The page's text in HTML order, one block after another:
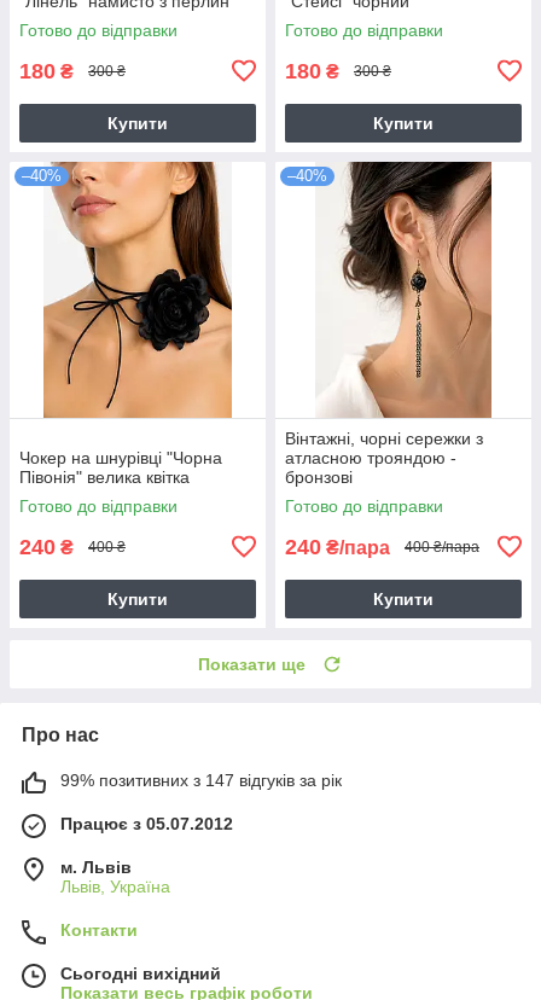
Готово до відправки
180 ₴ 300 ₴
Купити
Готово до відправки
180 ₴ 300 ₴
Купити
–40%
Чокер на шнурівці "Чорна
Півонія" велика квітка
Готово до відправки
240 ₴ 400 ₴
Купити
–40%
Вінтажні, чорні сережки з
атласною трояндою -
бронзові
Готово до відправки
240 ₴/пара 400 ₴/пара
Купити
Показати ще
Про нас
99% позитивних з 147 відгуків за рік
Працює з 05.07.2012
м. Львів
Львів, Україна
Контакти
Сьогодні вихідний
Показати весь графік роботи